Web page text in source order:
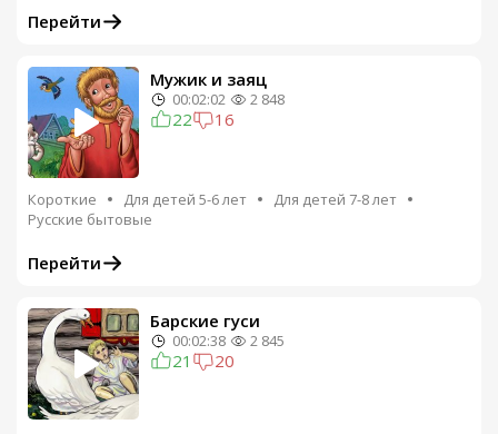
Перейти
Мужик и заяц
00:02:02 2 848
22 16
Короткие Для детей 5-6 лет
Для детей 7-8 лет
Русские бытовые
Перейти
Барские гуси
00:02:38 2 845
21 20